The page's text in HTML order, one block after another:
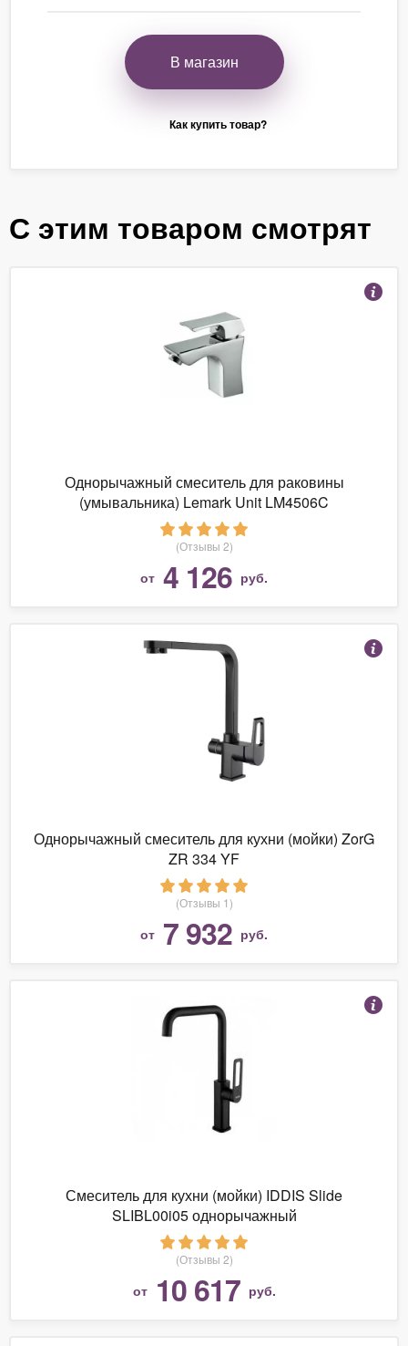
В магазин
Как купить товар?
С этим товаром смотрят
Однорычажный смеситель для раковины
(умывальника) Lemark Unit LM4506C
(Отзывы 2)
от 4 126 руб.
Однорычажный смеситель для кухни (мойки) ZorG
ZR 334 YF
(Отзывы 1)
от 7 932 руб.
Смеситель для кухни (мойки) IDDIS Slide
SLIBL00i05 однорычажный
(Отзывы 2)
от 10 617 руб.